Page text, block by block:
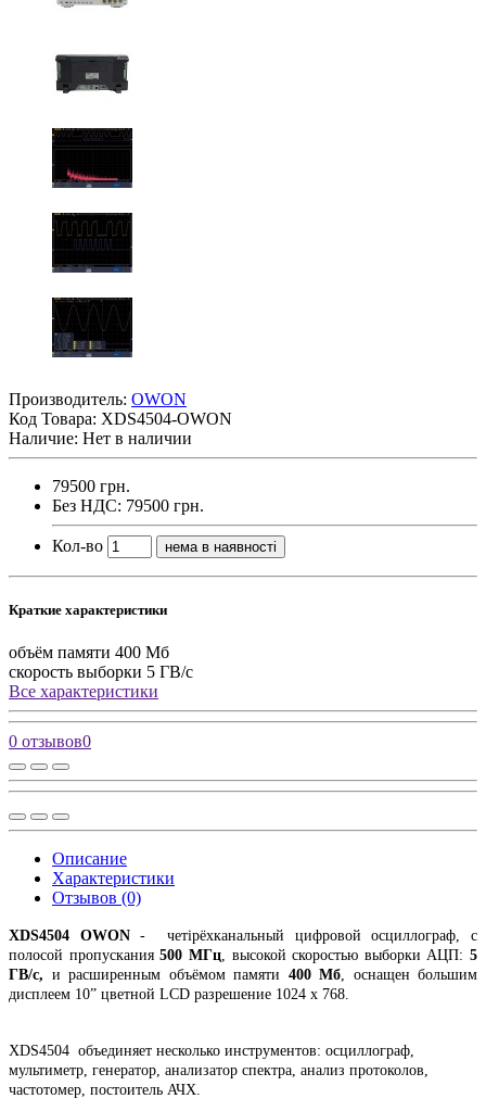
Производитель: OWON
Код Товара: XDS4504-OWON
Наличие: Нет в наличии
79500 грн.
Без НДС: 79500 грн.
Кол-во нема в наявності
Краткие характеристики
объём памяти 400 Мб
скорость выборки 5 ГВ/с
Все характеристики
0 отзывов0
Описание
Характеристики
Отзывов (0)
XDS4504 OWON- четірёхканальный цифровой осциллограф, с
полосой пропускания500 МГц, высокой скоростью выборки АЦП: 5
ГВ/с, и расширенным объёмом памяти 400 Мб, оснащен большим
дисплеем 10” цветной LCD разрешение 1024 x 768.
XDS4504 объединяет несколько инструментов: осциллограф,
мультиметр, генератор, анализатор спектра, анализ протоколов,
частотомер, постоитель АЧХ.